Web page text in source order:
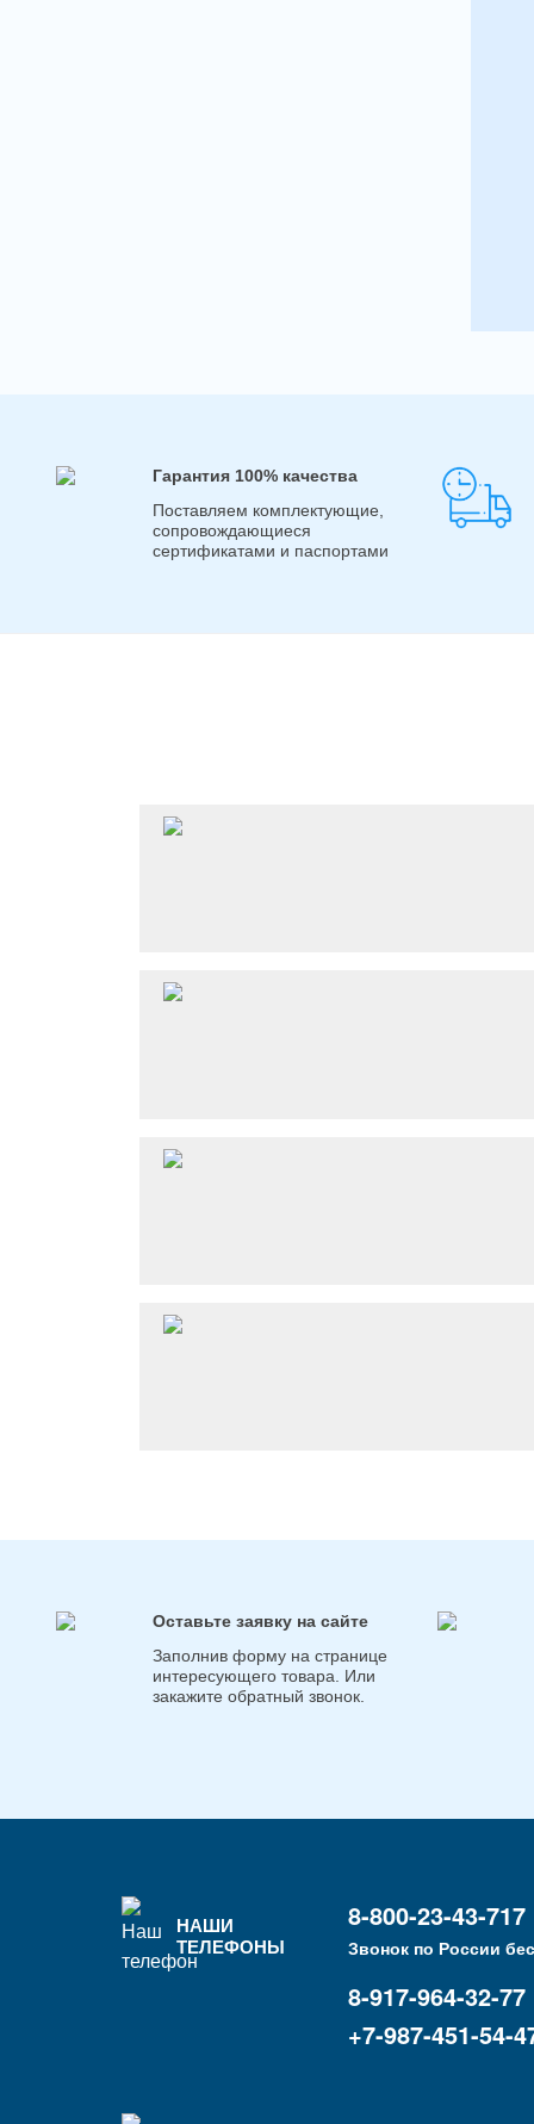
Гарантия 100% качества
Поставляем комплектующие,
сопровождающиеся
сертификатами и паспортами
Оставьте заявку на сайте
Заполнив форму на странице
интересующего товара. Или
закажите обратный звонок.
НАШИ
ТЕЛЕФОНЫ
8-800-23-43-717
Звонок по России
8-917-964-32-77
+7-987-451-54-